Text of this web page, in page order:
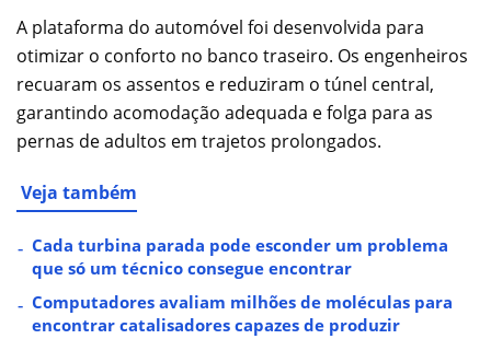
A plataforma do automóvel foi desenvolvida para
otimizar o conforto no banco traseiro. Os engenheiros
recuaram os assentos e reduziram o túnel central,
garantindo acomodação adequada e folga para as
pernas de adultos em trajetos prolongados.
Veja também
Cada turbina parada pode esconder um problema
que só um técnico consegue encontrar
Computadores avaliam milhões de moléculas para
encontrar catalisadores capazes de produzir